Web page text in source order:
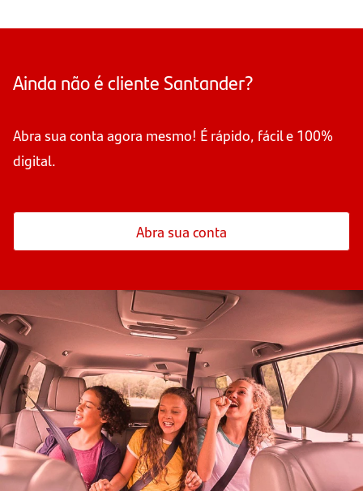
Ainda não é cliente Santander?
Abra sua conta agora mesmo! É rápido, fácil e 100%
digital.
Abra sua conta